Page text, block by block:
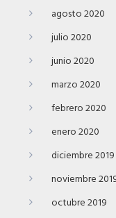
agosto 2020
julio 2020
junio 2020
marzo 2020
febrero 2020
enero 2020
diciembre 2019
noviembre
octubre 2019